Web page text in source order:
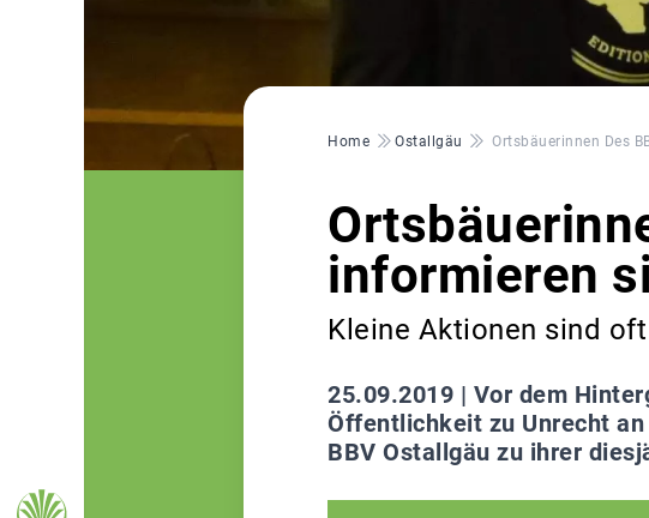
Pfadnavigation
Home Ostallgäu Ortsbäuerinnen Des
informieren
Kleine Aktionen sind oft
25.09.2019 | Vor dem
Öffentlichkeit zu Unrecht
BBV Ostallgäu zu ihrer